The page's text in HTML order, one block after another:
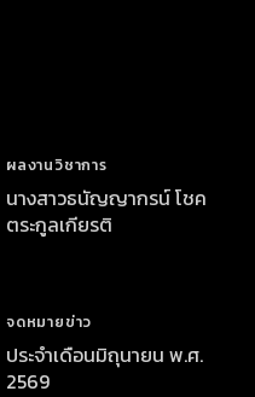
ผลงานวิชาการ
นางสาวธนัญญากรน์ โชค
ตระกูลเกียรติ
จดหมายข่าว
ประจำเดือนมิถุนายน พ.ศ.
2569